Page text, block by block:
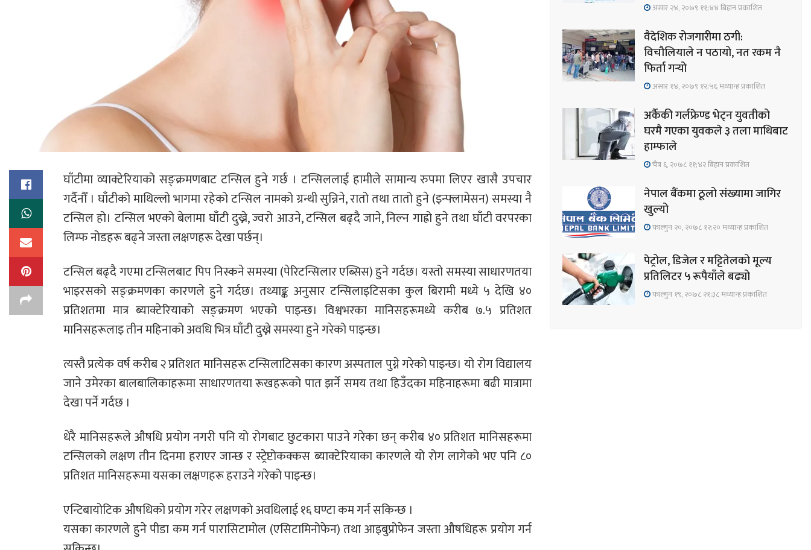
घाँटीमा व्याक्टेरियाको सङ्क्रमणबाट टन्सिल हुने गर्छ । टन्सिललाई हामीले सामान्य रुपमा लिएर खासै उपचार
गर्दैनौँ । घाँटीको माथिल्लो भागमा रहेको टन्सिल नामको ग्रन्थी सुन्निने, रातो तथा तातो हुने (इन्फ्लामेसन) समस्या नै
टन्सिल हो। टन्सिल भएको बेलामा घाँटी दुख्ने, ज्वरो आउने, टन्सिल बढ्दै जाने, निल्न गाह्रो हुने तथा घाँटी वरपरका
लिम्फ नोडहरू बढ्ने जस्ता लक्षणहरू देखा पर्छन्।
टन्सिल बढ्दै गएमा टन्सिलबाट पिप निस्कने समस्या (पेरिटन्सिलार एब्सिस) हुने गर्दछ। यस्तो समस्या साधारणतया
भाइरसको सङ्क्रमणका कारणले हुने गर्दछ। तथ्याङ्क अनुसार टन्सिलाइटिसका कुल बिरामी मध्ये ५ देखि ४०
प्रतिशतमा मात्र ब्याक्टेरियाको सङ्क्रमण भएको पाइन्छ। विश्वभरका मानिसहरूमध्ये करीब ७.५ प्रतिशत
मानिसहरूलाइ तीन महिनाको अवधि भित्र घाँटी दुख्ने समस्या हुने गरेको पाइन्छ।
त्यस्तै प्रत्येक वर्ष करीब २ प्रतिशत मानिसहरू टन्सिलाटिसका कारण अस्पताल पुग्ने गरेको पाइन्छ। यो रोग विद्यालय
जाने उमेरका बालबालिकाहरूमा साधारणतया रूखहरूको पात झर्ने समय तथा हिउँदका महिनाहरूमा बढी मात्रामा
देखा पर्ने गर्दछ ।
धेरै मानिसहरूले औषधि प्रयोग नगरी पनि यो रोगबाट छुटकारा पाउने गरेका छन् करीब ४० प्रतिशत मानिसहरूमा
टन्सिलको लक्षण तीन दिनमा हराएर जान्छ र स्ट्रेप्टोकक्कस ब्याक्टेरियाका कारणले यो रोग लागेको भए पनि ८०
प्रतिशत मानिसहरूमा यसका लक्षणहरू हराउने गरेको पाइन्छ।
एन्टिबायोटिक औषधिको प्रयोग गरेर लक्षणको अवधिलाई १६ घण्टा कम गर्न सकिन्छ ।
यसका कारणले हुने पीडा कम गर्न पारासिटामोल (एसिटामिनोफेन) तथा आइबुप्रोफेन जस्ता औषधिहरू प्रयोग गर्न
असार २४, २०७९ ११;४४ बिहान प्रकाशित
वैदेशिक रोजगारीमा ठगी:
विचौलियाले न पठायो, नत रकम नै
फिर्ता गर्‍यो
असार १४, २०७९ १२;५६ मध्यान्ह प्रकाशित
अर्कैकी गर्लफ्रेण्ड भेट्न युवतीको
घरमै गएका युवकले ३ तला माथिबाट
हाम्फाले
चैत्र ६, २०७८ ११;४२ बिहान प्रकाशित
नेपाल बैंकमा ठूलो संख्यामा जागिर
खुल्यो
फाल्गुन २०, २०७८ १२;२० मध्यान्ह प्रकाशित
पेट्रोल, डिजेल र मट्टितेलको मूल्य
प्रतिलिटर ५ रूपैयाँले बढ्यो
फाल्गुन १९, २०७८ २१;३८ मध्यान्ह प्रकाशित